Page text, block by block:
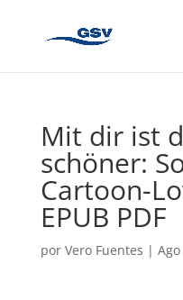
Mit dir ist
schöner:
Cartoon-
EPUB PDF
por Vero Fuentes |